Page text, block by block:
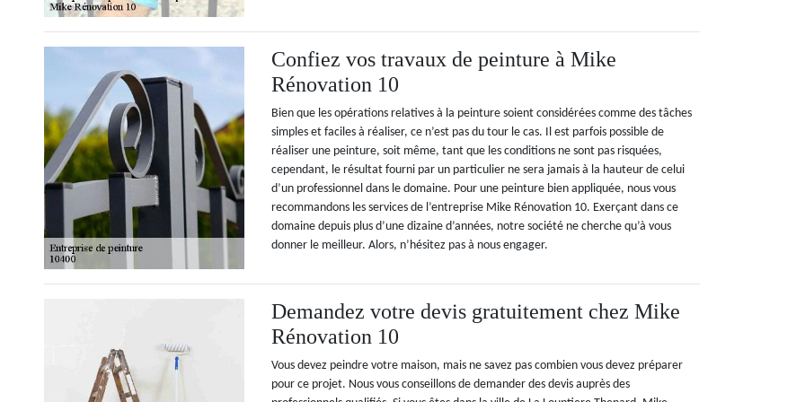
Confiez vos travaux de peinture à Mike
Rénovation 10
Bien que les opérations relatives à la peinture soient considérées comme des tâches
simples et faciles à réaliser, ce n’est pas du tour le cas. Il est parfois possible de
réaliser une peinture, soit même, tant que les conditions ne sont pas risquées,
cependant, le résultat fourni par un particulier ne sera jamais à la hauteur de celui
d’un professionnel dans le domaine. Pour une peinture bien appliquée, nous vous
recommandons les services de l’entreprise Mike Rénovation 10. Exerçant dans ce
domaine depuis plus d’une dizaine d’années, notre société ne cherche qu’à vous
donner le meilleur. Alors, n’hésitez pas à nous engager.
Demandez votre devis gratuitement chez Mike
Rénovation 10
Vous devez peindre votre maison, mais ne savez pas combien vous devez préparer
pour ce projet. Nous vous conseillons de demander des devis auprès des